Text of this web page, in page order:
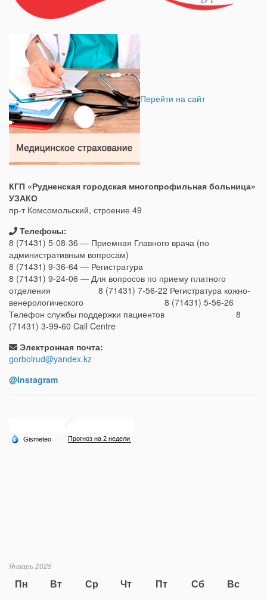
Перейти на сайт
КГП «Рудненская городская многопрофильная больница»
УЗАКО
пр-т Комсомольский, строение 49
Телефоны:
8 (71431) 5-08-36 — Приемная Главного врача (по
административным вопросам)
8 (71431) 9-36-64 — Регистратура
8 (71431) 9-24-06 — Для вопросов по приему платного
отделения 8 (71431) 7-56-22 Регистратура кожно-
венерологического 8 (71431) 5-56-26
Телефон службы поддержки пациентов 8
(71431) 3-99-60 Call Centre
Электронная почта:
gorbolrud@yandex.kz
@Instagram
Январь 2025
Пн Вт Ср Чт Пт Сб
Вс